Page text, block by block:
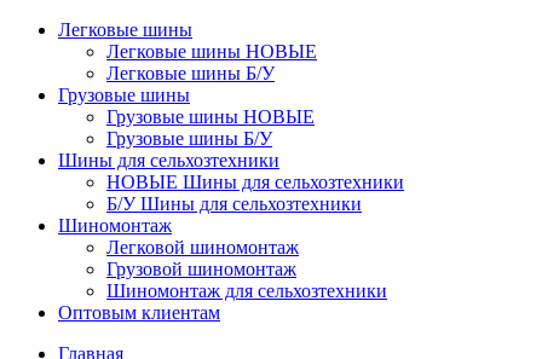
Легковые шины
Легковые шины НОВЫЕ
Легковые шины Б/У
Грузовые шины
Грузовые шины НОВЫЕ
Грузовые шины Б/У
Шины для сельхозтехники
НОВЫЕ Шины для сельхозтехники
Б/У Шины для сельхозтехники
Шиномонтаж
Легковой шиномонтаж
Грузовой шиномонтаж
Шиномонтаж для сельхозтехники
Оптовым клиентам
Главная